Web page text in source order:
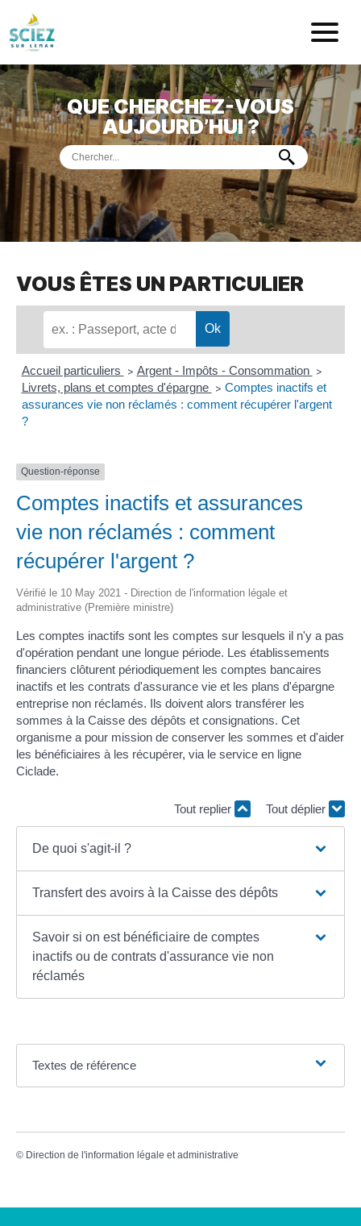
Mairie de
ACCUEIL
VOTREMAIRIE
VIE PRATIQUE
DÉMARCHES &SERVICES
PORTDE PLAISANCE
MUSÉEDE PRÉHISTOIRE
QUE CHERCHEZ-VOUS
AUJOURD’HUI ?
VOUS ÊTES UN PARTICULIER
Accueil particuliers > Argent - Impôts - Consommation >
Livrets, plans et comptes d'épargne > Comptes inactifs et
assurances vie non réclamés : comment récupérer l'argent
?
Question-réponse
Comptes inactifs et assurances
vie non réclamés : comment
récupérer l'argent ?
Vérifié le 10 May 2021 - Direction de l'information légale et
administrative (Première ministre)
Les comptes inactifs sont les comptes sur lesquels il n'y a pas
d'opération pendant une longue période. Les établissements
financiers clôturent périodiquement les comptes bancaires
inactifs et les contrats d'assurance vie et les plans d'épargne
entreprise non réclamés. Ils doivent alors transférer les
sommes à la Caisse des dépôts et consignations. Cet
organisme a pour mission de conserver les sommes et d'aider
les bénéficiaires à les récupérer, via le service en ligne
Ciclade.
Tout replier Tout déplier
De quoi s'agit-il ?
Transfert des avoirs à la Caisse des dépôts
Savoir si on est bénéficiaire de comptes
inactifs ou de contrats d'assurance vie non
réclamés
Textes de référence
© Direction de l'information légale et administrative